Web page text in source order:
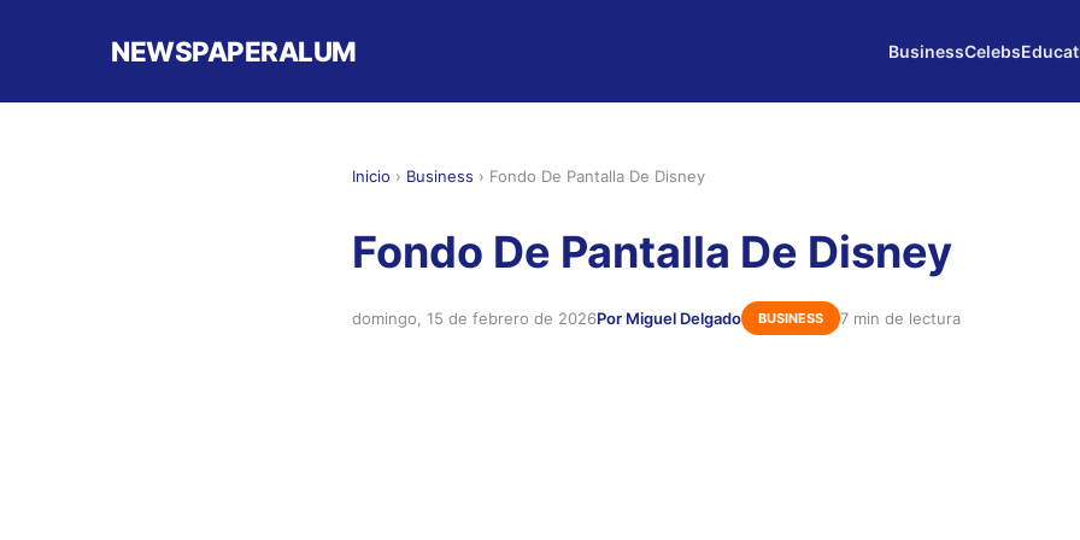
NEWSPAPERALUM BusinessCelebs
Inicio › Business › Fondo De Pantalla De Disney
Fondo De Pantalla De Disney
domingo, 15 de febrero de 2026Por Miguel Delgado BUSINESS 7 min de lectura